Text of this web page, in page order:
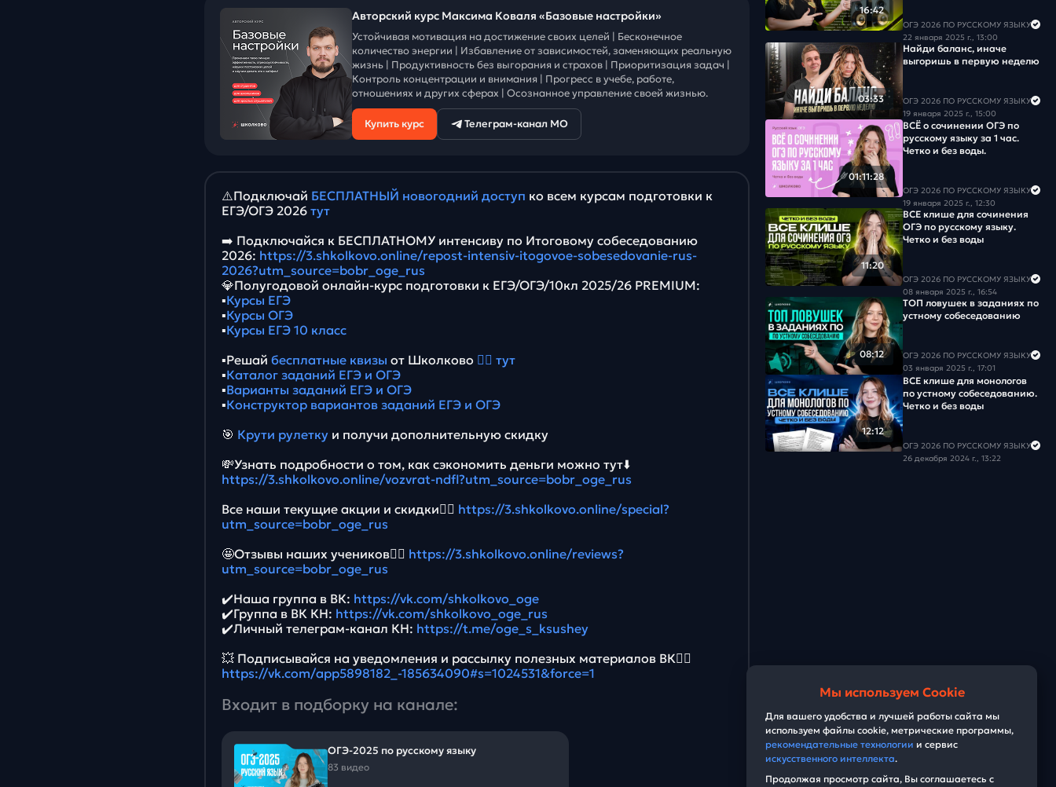
Авторский курс Максима Коваля «Базовые настройки»
Устойчивая мотивация на достижение своих целей | Бесконечное
количество энергии | Избавление от зависимостей, заменяющих реальную
жизнь | Продуктивность без выгорания и страхов | Приоритизация задач |
Контроль концентрации и внимания | Прогресс в учебе, работе,
отношениях и других сферах | Осознанное управление своей жизнью.
Купить курс Телеграм-канал МО
⚠️Подключай БЕСПЛАТНЫЙ новогодний доступ ко всем курсам подготовки к
ЕГЭ/ОГЭ 2026 тут
➡️ Подключайся к БЕСПЛАТНОМУ интенсиву по Итоговому собеседованию
2026: https://3.shkolkovo.online/repost-intensiv-itogovoe-sobesedovanie-rus-
2026?utm_source=bobr_oge_rus
💎Полугодовой онлайн-курс подготовки к ЕГЭ/ОГЭ/10кл 2025/26 PREMIUM:
▪️Курсы ЕГЭ
▪️Курсы ОГЭ
▪️Курсы ЕГЭ 10 класс
▪️Решай бесплатные квизы от Школково 👉🏻 тут
▪️Каталог заданий ЕГЭ и ОГЭ
▪️Варианты заданий ЕГЭ и ОГЭ
▪️Конструктор вариантов заданий ЕГЭ и ОГЭ
🎯 Крути рулетку и получи дополнительную скидку
💸Узнать подробности о том, как сэкономить деньги можно тут⬇️
https://3.shkolkovo.online/vozvrat-ndfl?utm_source=bobr_oge_rus
Все наши текущие акции и скидки👉🏻 https://3.shkolkovo.online/special?
utm_source=bobr_oge_rus
🤩Отзывы наших учеников👉🏻 https://3.shkolkovo.online/reviews?
utm_source=bobr_oge_rus
✔️Наша группа в ВК: https://vk.com/shkolkovo_oge
✔️Группа в ВК КН: https://vk.com/shkolkovo_oge_rus
✔️Личный телеграм-канал КН: https://t.me/oge_s_ksushey
💥 Подписывайся на уведомления и рассылку полезных материалов ВК👉🏻
https://vk.com/app5898182_-185634090#s=1024531&force=1
Входит в подборку на канале:
ОГЭ-2025 по русскому языку
83 видео
Задача #16
Задача #17
Задача #18
Задача #19
Задача #20
Задача #21
Задача #22
Задача #23
Задача #24
Задача #25
Задача #26
Задача #27
Задача #28
Задача #36
Задача #37
Задача #38
16:42
ОГЭ 2026 ПО РУССКОМУ ЯЗЫКУ
22 января 2025 г., 13:00
03:33
Найди баланс, иначе
выгоришь в первую неделю
ОГЭ 2026 ПО РУССКОМУ ЯЗЫКУ
19 января 2025 г., 15:00
01:11:28
ВСЁ о сочинении ОГЭ по
русскому языку за 1 час.
Четко и без воды.
ОГЭ 2026 ПО РУССКОМУ ЯЗЫКУ
19 января 2025 г., 12:30
11:20
ВСЕ клише для сочинения
ОГЭ по русскому языку.
Четко и без воды
ОГЭ 2026 ПО РУССКОМУ ЯЗЫКУ
08 января 2025 г., 16:54
08:12
ТОП ловушек в заданиях по
устному собеседованию
ОГЭ 2026 ПО РУССКОМУ ЯЗЫКУ
03 января 2025 г., 17:01
12:12
ВСЕ клише для монологов
по устному собеседованию.
Четко и без воды
ОГЭ 2026 ПО РУССКОМУ ЯЗЫКУ
26 декабря 2024 г., 13:22
Мы используем Cookie
Для вашего удобства и лучшей работы сайта мы
используем файлы cookie, метрические программы,
рекомендательные технологии и сервис
искусственного интеллекта.
Продолжая просмотр сайта, Вы соглашаетесь с